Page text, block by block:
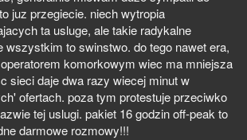
juz przegiecie. niech wytropia
ta usluge, ale takie radykalne
wszystkim to swinstwo. do tego nawet era,
komorkowym wiec ma mniejsza
sieci daje dwa razy wiecej minut w
ofertach. poza tym protestuje przeciwko
tej uslugi. pakiet 16 godzin off-peak to
darmowe rozmowy!!!